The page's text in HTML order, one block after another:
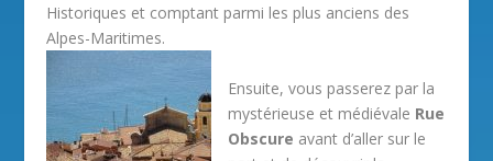
Historiques et comptant parmi les plus anciens des
Alpes-Maritimes.
Ensuite, vous passerez par la
mystérieuse et médiévale Rue
Obscure avant d’aller sur le